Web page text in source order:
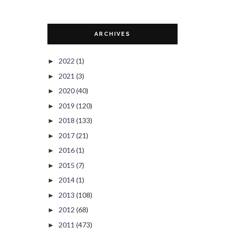
ARCHIVES
► 2022 (1)
► 2021 (3)
► 2020(40)
► 2019 (120)
► 2018 (133)
► 2017(21)
► 2016(1)
► 2015 (7)
► 2014(1)
► 2013 (108)
► 2012 (68)
► 2011 (473)